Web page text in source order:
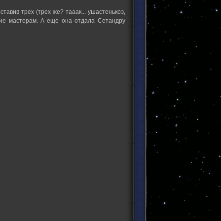
трех (трех же? тааак... ушастенькоэ,
мастерам. А еще она отдала Сетандру